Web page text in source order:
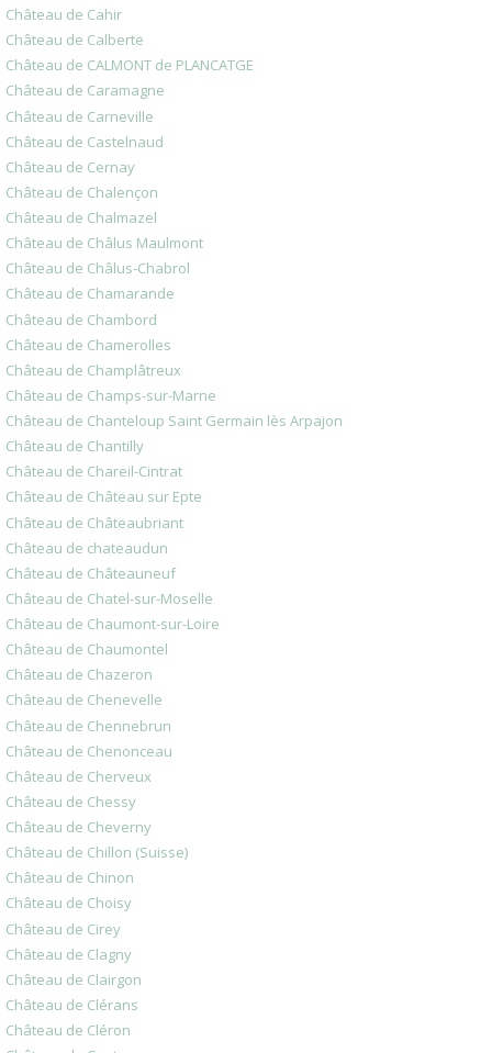
Château de Cahir
Château de Calberte
Château de CALMONT de PLANCATGE
Château de Caramagne
Château de Carneville
Château de Castelnaud
Château de Cernay
Château de Chalençon
Château de Chalmazel
Château de Châlus Maulmont
Château de Châlus-Chabrol
Château de Chamarande
Château de Chambord
Château de Chamerolles
Château de Champlâtreux
Château de Champs-sur-Marne
Château de Chanteloup Saint Germain lès Arpajon
Château de Chantilly
Château de Chareil-Cintrat
Château de Château sur Epte
Château de Châteaubriant
Château de chateaudun
Château de Châteauneuf
Château de Chatel-sur-Moselle
Château de Chaumont-sur-Loire
Château de Chaumontel
Château de Chazeron
Château de Chenevelle
Château de Chennebrun
Château de Chenonceau
Château de Cherveux
Château de Chessy
Château de Cheverny
Château de Chillon (Suisse)
Château de Chinon
Château de Choisy
Château de Cirey
Château de Clagny
Château de Clairgon
Château de Clérans
Château de Cléron